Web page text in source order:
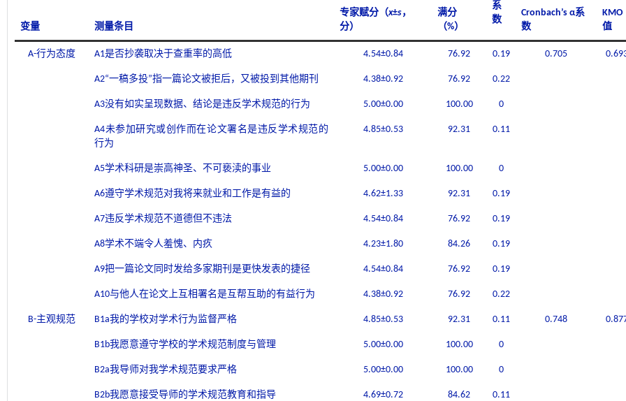
变量 测量条目
专家赋分（x±s，
分）
满分
（%）
系
数
Cronbach’s α系
数
KMO
值
A-行为态度 A1是否抄袭取决于查重率的高低 4.54±0.84 76.92 0.19 0.705
A2“一稿多投”指一篇论文被拒后，又被投到其他期刊 4.38±0.92 76.92 0.22
A3没有如实呈现数据、结论是违反学术规范的行为 5.00±0.00 100.00 0
A4未参加研究或创作而在论文署名是违反学术规范的
行为
4.85±0.53 92.31 0.11
A5学术科研是崇高神圣、不可亵渎的事业 5.00±0.00 100.00 0
A6遵守学术规范对我将来就业和工作是有益的 4.62±1.33 92.31 0.19
A7违反学术规范不道德但不违法 4.54±0.84 76.92 0.19
A8学术不端令人羞愧、内疚 4.23±1.80 84.26 0.19
A9把一篇论文同时发给多家期刊是更快发表的捷径 4.54±0.84 76.92 0.19
A10与他人在论文上互相署名是互帮互助的有益行为 4.38±0.92 76.92 0.22
B-主观规范 B1a我的学校对学术行为监督严格 4.85±0.53 92.31 0.11 0.748
B1b我愿意遵守学校的学术规范制度与管理 5.00±0.00 100.00 0
B2a我导师对我学术规范要求严格 5.00±0.00 100.00 0
B2b我愿意接受导师的学术规范教育和指导 4.69±0.72 84.62 0.11